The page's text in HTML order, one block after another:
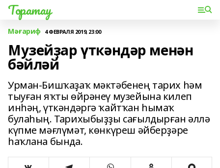
Торатау
Мәғариф 4 ФЕВРАЛЯ 2019, 23:00
Музейҙар үткәндәр менән
бәйләй
Урман-Бишҡаҙаҡ мәктәбенең тарих һәм
тыуған яҡты өйрәнеү музейына килеп
инһәң, үткәндәргә ҡайтҡан һымаҡ
булаһың. Тарихыбыҙҙы сағылдырған әллә
күпме мәғлүмәт, көнкүреш әйберҙәре
һаҡлана бында.